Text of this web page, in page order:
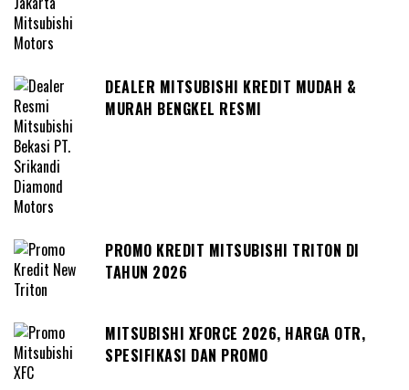
DEALER MITSUBISHI KREDIT MUDAH &
MURAH BENGKEL RESMI
PROMO KREDIT MITSUBISHI TRITON DI
TAHUN 2026
MITSUBISHI XFORCE 2026, HARGA OTR,
SPESIFIKASI DAN PROMO